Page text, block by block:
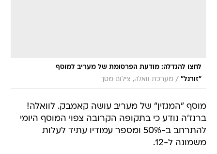
לחצו להגדלה: מודעת הפרסומת של מעריב למוסף
"זורנל" / מערכת וואלה, צילום מסך
מוסף "המגזין" של מעריב עושה קאמבק. לוואלה!
ברנז'ה נודע כי בתקופה הקרובה צפוי המוסף היומי
להתרחב ב-50% ומספר עמודיו עתיד לעלות
משמונה ל-12.